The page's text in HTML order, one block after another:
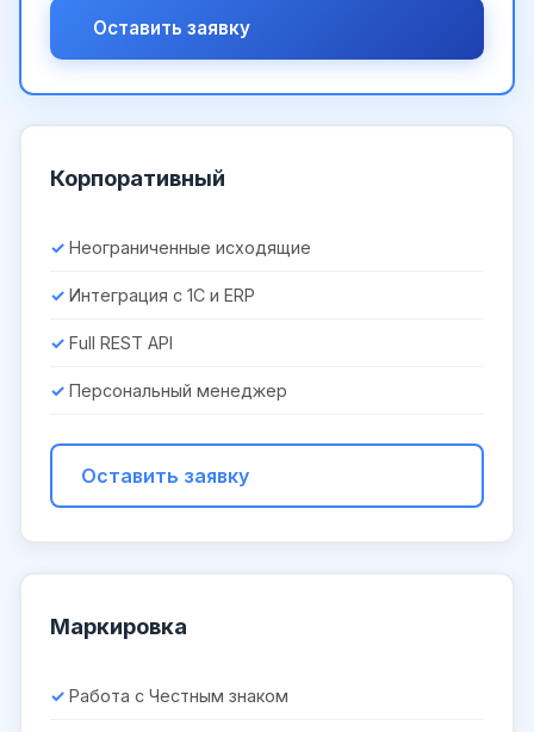
Оставить заявку
Корпоративный
Неограниченные исходящие
Интеграция с 1С и ERP
Full REST API
Персональный менеджер
Оставить заявку
Маркировка
Работа с Честным знаком